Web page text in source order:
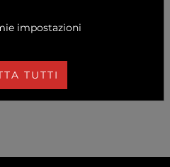
impostazioni
TUTTI